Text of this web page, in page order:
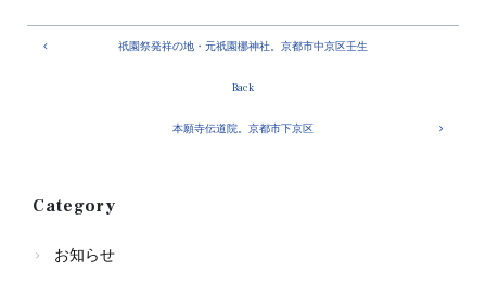
祇園祭発祥の地・元祇園梛神社。京都市中京区壬生
Back
本願寺伝道院。京都市下京区
Category
お知らせ